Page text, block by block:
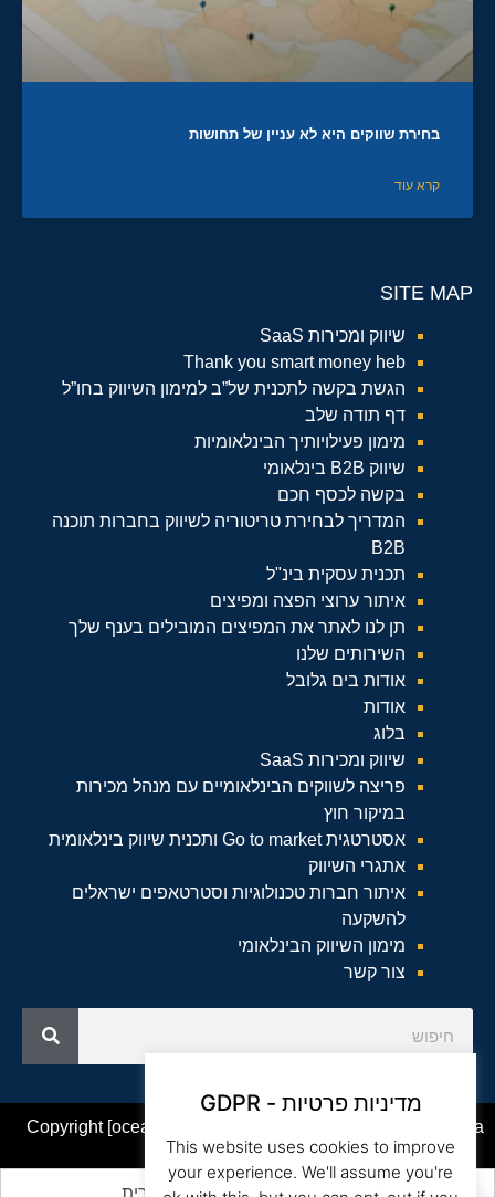
בחירת שווקים היא לא עניין של תחושות
קרא עוד
SITE MAP
שיווק ומכירות SaaS
Thank you smart money heb
הגשת בקשה לתכנית של”ב למימון השיווק בחו”ל
דף תודה שלב
מימון פעילויותיך הבינלאומיות
שיווק B2B בינלאומי
בקשה לכסף חכם
המדריך לבחירת טריטוריה לשיווק בחברות תוכנה
B2B
תכנית עסקית בינ"ל
איתור ערוצי הפצה ומפיצים
תן לנו לאתר את המפיצים המובילים בענף שלך
השירותים שלנו
אודות בים גלובל
אודות
בלוג
שיווק ומכירות SaaS
פריצה לשווקים הבינלאומיים עם מנהל מכירות
במיקור חוץ
אסטרטגית Go to market ותכנית שיווק בינלאומית
אתגרי השיווק
איתור חברות טכנולוגיות וסטרטאפים ישראלים
להשקעה
מימון השיווק הבינלאומי
צור קשר
Copyright [oceanwp_date] – Beam Global Website by Asia
מדיניות פרטיות - GDPR
This website uses cookies to improve
your experience. We'll assume you're